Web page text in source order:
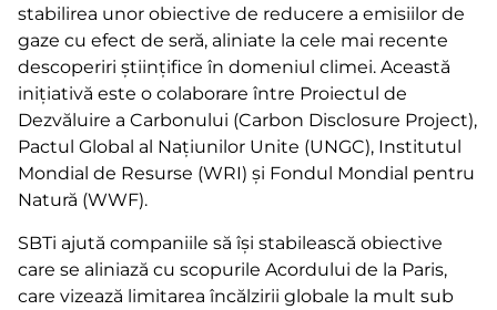
stabilirea unor obiective de reducere a emisiilor de
gaze cu efect de seră, aliniate la cele mai recente
descoperiri științifice în domeniul climei. Această
inițiativă este o colaborare între Proiectul de
Dezvăluire a Carbonului (Carbon Disclosure Project),
Pactul Global al Națiunilor Unite (UNGC), Institutul
Mondial de Resurse (WRI) și Fondul Mondial pentru
Natură (WWF).
SBTi ajută companiile să își stabilească obiective
care se aliniază cu scopurile Acordului de la Paris,
care vizează limitarea încălzirii globale la mult sub